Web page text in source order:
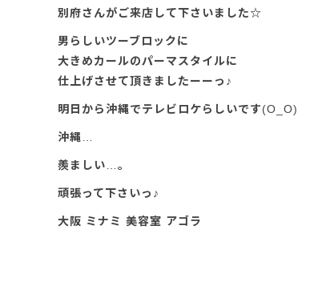
別府さんがご来店して下さいました☆
男らしいツーブロックに
大きめカールのパーマスタイルに
仕上げさせて頂きましたーーっ♪
明日から沖縄でテレビロケらしいです(O_O)
沖縄…
羨ましい…。
頑張って下さいっ♪
大阪 ミナミ 美容室 アゴラ